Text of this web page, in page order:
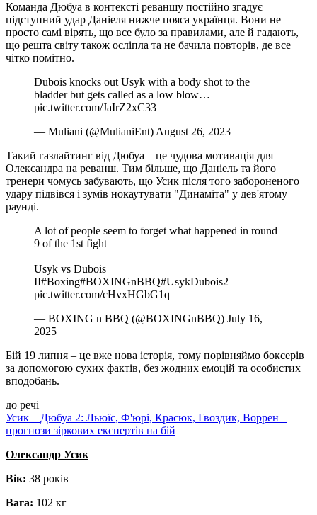
Команда Дюбуа в контексті реваншу постійно згадує
підступний удар Даніеля нижче пояса українця. Вони не
просто самі вірять, що все було за правилами, але й гадають,
що решта світу також осліпла та не бачила повторів, де все
чітко помітно.
Dubois knocks out Usyk with a body shot to the
bladder but gets called as a low blow…
pic.twitter.com/JaIrZ2xC33
— Muliani (@MulianiEnt) August 26, 2023
Такий газлайтинг від Дюбуа – це чудова мотивація для
Олександра на реванш. Тим більше, що Даніель та його
тренери чомусь забувають, що Усик після того забороненого
удару підвівся і зумів нокаутувати "Динаміта" у дев'ятому
раунді.
A lot of people seem to forget what happened in round
9 of the 1st fight️
Usyk vs Dubois
II#Boxing#BOXINGnBBQ#UsykDubois2
pic.twitter.com/cHvxHGbG1q
— BOXING n BBQ (@BOXINGnBBQ) July 16,
2025
Бій 19 липня – це вже нова історія, тому порівняймо боксерів
за допомогою сухих фактів, без жодних емоцій та особистих
вподобань.
до речі
Усик – Дюбуа 2: Льюїс, Ф'юрі, Красюк, Гвоздик, Воррен –
прогнози зіркових експертів на бій
Олександр Усик
Вік: 38 років
Вага: 102 кг